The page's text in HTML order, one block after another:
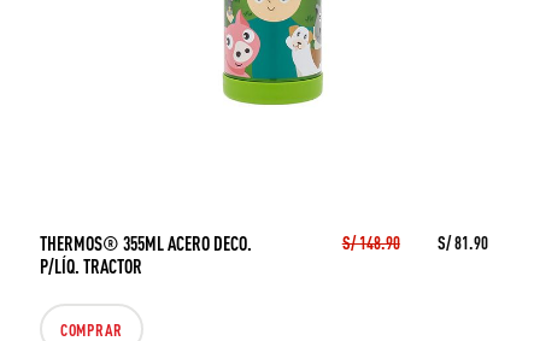
THERMOS® 355ML ACERO DECO.
P/LÍQ. TRACTOR
S/ 148.90 S/ 81.90
COMPRAR